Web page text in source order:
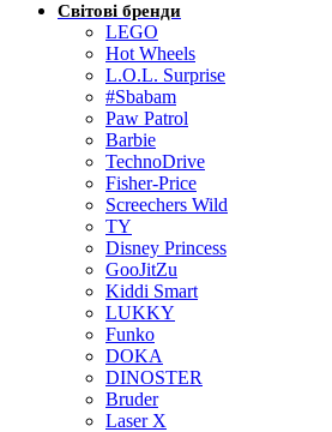
Світові бренди
LEGO
Hot Wheels
L.O.L. Surprise
#Sbabam
Paw Patrol
Barbie
TechnoDrive
Fisher-Price
Screechers Wild
TY
Disney Princess
GooJitZu
Kiddi Smart
LUKKY
Funko
DOKA
DINOSTER
Bruder
Laser X